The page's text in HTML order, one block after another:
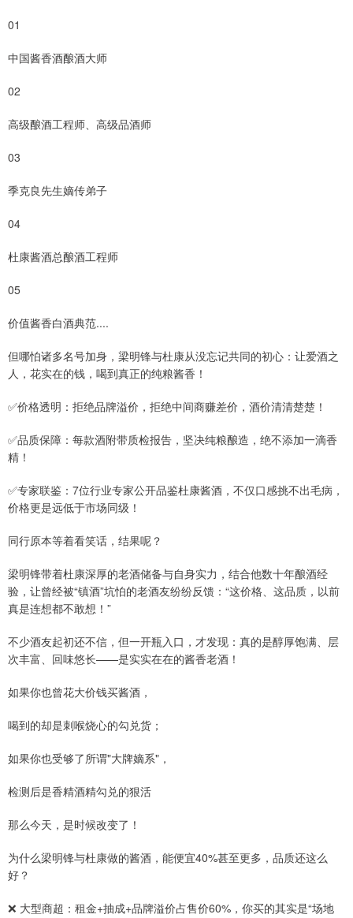
01
中国酱香酒酿酒大师
02
高级酿酒工程师、高级品酒师
03
季克良先生嫡传弟子
04
杜康酱酒总酿酒工程师
05
价值酱香白酒典范....
但哪怕诸多名号加身，梁明锋与杜康从没忘记共同的初心：让爱酒之
人，花实在的钱，喝到真正的纯粮酱香！
✅价格透明：拒绝品牌溢价，拒绝中间商赚差价，酒价清清楚楚！
✅品质保障：每款酒附带质检报告，坚决纯粮酿造，绝不添加一滴香
精！
✅专家联鉴：7位行业专家公开品鉴杜康酱酒，不仅口感挑不出毛病，
价格更是远低于市场同级！
同行原本等着看笑话，结果呢？
梁明锋带着杜康深厚的老酒储备与自身实力，结合他数十年酿酒经
验，让曾经被“镇酒”坑怕的老酒友纷纷反馈：“这价格、这品质，以前
真是连想都不敢想！”
不少酒友起初还不信，但一开瓶入口，才发现：真的是醇厚饱满、层
次丰富、回味悠长——是实实在在的酱香老酒！
如果你也曾花大价钱买酱酒，
喝到的却是刺喉烧心的勾兑货；
如果你也受够了所谓"大牌嫡系"，
检测后是香精酒精勾兑的狠活
那么今天，是时候改变了！
为什么梁明锋与杜康做的酱酒，能便宜40%甚至更多，品质还这么
好？
❌ 大型商超：租金+抽成+品牌溢价占售价60%，你买的其实是“场地